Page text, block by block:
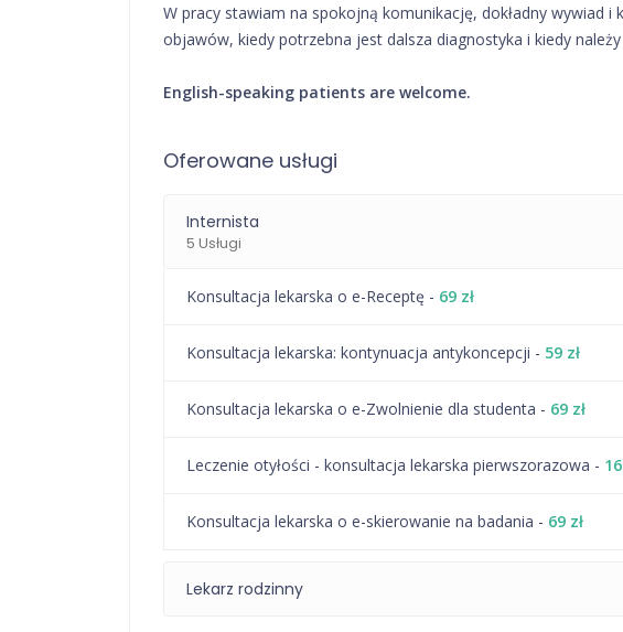
W pracy stawiam na spokojną komunikację, dokładny wywiad
objawów, kiedy potrzebna jest dalsza diagnostyka i kiedy
English-speaking patients are welcome.
Oferowane usługi
Internista
5 Usługi
Konsultacja lekarska o e-Receptę - 69 zł
⁠Konsultacja lekarska: kontynuacja antykoncepcji - 59 zł
Konsultacja lekarska o e-Zwolnienie dla studenta - 69 zł
Leczenie otyłości - konsultacja lekarska pierwszorazowa -
Konsultacja lekarska o e-skierowanie na badania - 69 zł
Lekarz rodzinny